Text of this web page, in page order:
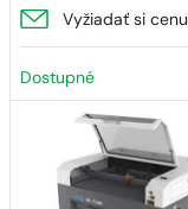
Vyžiadať si cenu
Dostupné